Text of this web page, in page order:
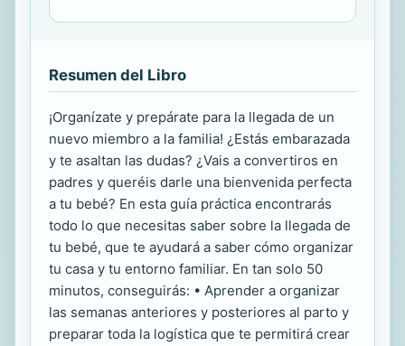
Resumen del Libro
¡Organízate y prepárate para la llegada de un
nuevo miembro a la familia! ¿Estás embarazada
y te asaltan las dudas? ¿Vais a convertiros en
padres y queréis darle una bienvenida perfecta
a tu bebé? En esta guía práctica encontrarás
todo lo que necesitas saber sobre la llegada de
tu bebé, que te ayudará a saber cómo organizar
tu casa y tu entorno familiar. En tan solo 50
minutos, conseguirás: • Aprender a organizar
las semanas anteriores y posteriores al parto y
preparar toda la logística que te permitirá crear